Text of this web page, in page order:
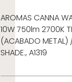
AROMAS CANNA
10W 750lm 2700K
(ACABADO METAL)
SHADE., A1319